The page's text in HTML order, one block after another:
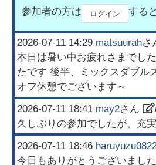
参加者の方は
ログイン する
2026-07-11 14:29 matsuurahさ
本日は暑い中お疲れさまでし
たです 後半、ミックスダブル
オフ休憩でございます～
2026-07-11 18:41 may2さん
久しぶりの参加でしたが、充
2026-07-11 18:46
今日もありがとうございまし